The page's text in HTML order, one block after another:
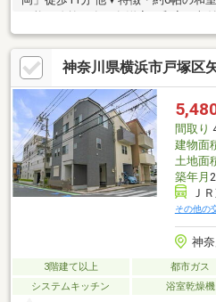
納有・トイレを各階に配置・駐車場
内リフォーム内容【交換】洗面化粧
ス、CF【その他】ハウスクリーニン
域内に存するため建物の建築等は原
れた場合、建築物の建築可能■ ご希
ます ━━━━━・・・物件の詳細・
せください。
神奈川県横浜市戸塚区
間取り
建物面
土地面
築年月
Ｊ
その他の
神
3階建て以上 都市ガス
システムキッチン
浴室乾燥機